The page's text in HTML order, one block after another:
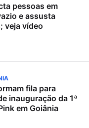
pessoas em
e assusta
veja vídeo
fila para
inauguração da 1ª
em Goiânia